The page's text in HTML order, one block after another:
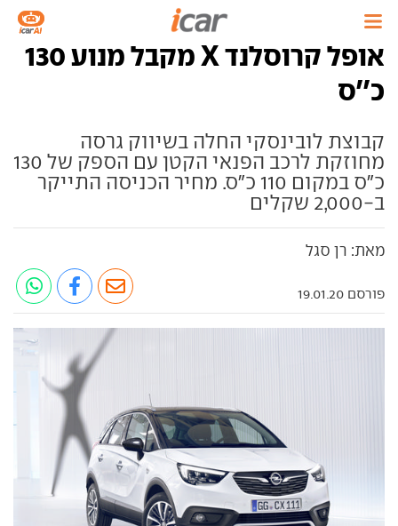
אופל קרוסלנד X מקבל מנוע 130
כ''ס
קבוצת לובינסקי החלה בשיווק גרסה
מחוזקת לרכב הפנאי הקטן עם הספק של 130
כ"ס במקום 110 כ"ס. מחיר הכניסה התייקר
ב-2,000 שקלים
מאת: רן סגל
פורסם 19.01.20